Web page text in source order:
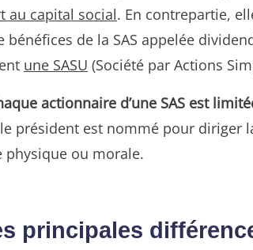
au capital social. En contrepartie,
de la SAS appelée
une SASU (Société par Actions
actionnaire d’une SAS est
président est nommé pour diriger
physique ou morale.
principales